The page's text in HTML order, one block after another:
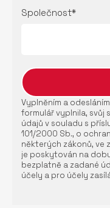
Společnost*
Vyplněním a
formulář vyplnila, svůj
údajů v souladu s
101/2000 Sb., o
některých zákonů, ve
je poskytován na
bezplatně a zadané
účely a pro účely